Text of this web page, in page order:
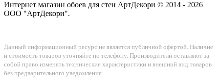
Интернет магазин обоев для стен АртДекори © 2014 - 2026
ООО "АртДекори".
Данный информационный ресурс не является публичной офертой. Наличие
и стоимость товаров уточняйте по телефону. Производители оставляют за
собой право изменять технические характеристики и внешний вид товаров
без предварительного уведомления.